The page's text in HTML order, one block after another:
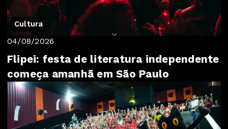
Cultura
04/08/2026
Flipei: festa de literatura independente
começa amanhã em São Paulo